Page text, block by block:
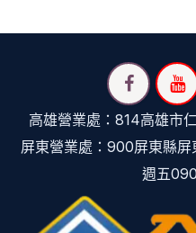
高雄營業處：814高雄市
屏東營業處：900屏東縣
週五